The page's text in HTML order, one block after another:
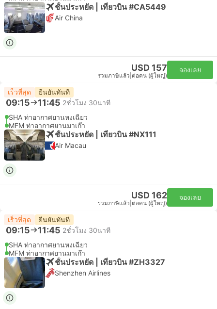
ชั้นประหยัด | เที่ยวบิน #CA5449
Air China
USD 157
รวมภาษีแล้ว ต่อคน (ผู้ใหญ่)
จองเลย
เร็วที่สุด ยืนยันทันที
09:15 11:45 2ชั่วโมง 30นาที
SHA ท่าอากาศยานหงเฉียว
MFM ท่าอากาศยานมาเก๊า
ชั้นประหยัด | เที่ยวบิน #NX111
Air Macau
USD 162
รวมภาษีแล้ว ต่อคน (ผู้ใหญ่)
จองเลย
เร็วที่สุด ยืนยันทันที
09:15 11:45 2ชั่วโมง 30นาที
SHA ท่าอากาศยานหงเฉียว
MFM ท่าอากาศยานมาเก๊า
ชั้นประหยัด | เที่ยวบิน #ZH3327
Shenzhen Airlines